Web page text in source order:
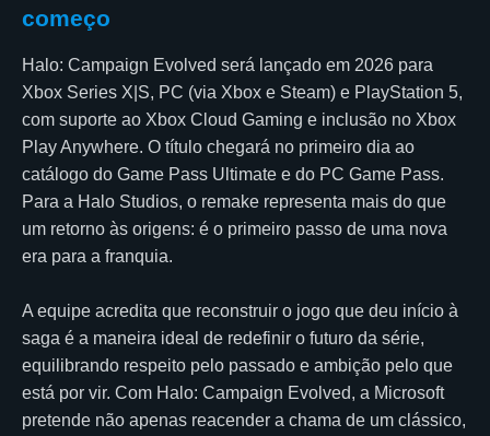
começo
Halo: Campaign Evolved será lançado em 2026 para
Xbox Series X|S, PC (via Xbox e Steam) e PlayStation 5,
com suporte ao Xbox Cloud Gaming e inclusão no Xbox
Play Anywhere. O título chegará no primeiro dia ao
catálogo do Game Pass Ultimate e do PC Game Pass.
Para a Halo Studios, o remake representa mais do que
um retorno às origens: é o primeiro passo de uma nova
era para a franquia.
A equipe acredita que reconstruir o jogo que deu início à
saga é a maneira ideal de redefinir o futuro da série,
equilibrando respeito pelo passado e ambição pelo que
está por vir. Com Halo: Campaign Evolved, a Microsoft
pretende não apenas reacender a chama de um clássico,